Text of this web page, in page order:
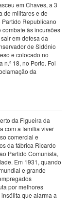
em Chaves, a 3
de militares e de
Republicano
às incursões
em defesa da
de Sidónio
e colocado no
n.º 18, no Porto. Foi
da
da Figueira da
com a família viver
comercial e
da fábrica Ricardo
Partido Comunista,
Em 1931, quando
e grande
por melhores
que alarma a